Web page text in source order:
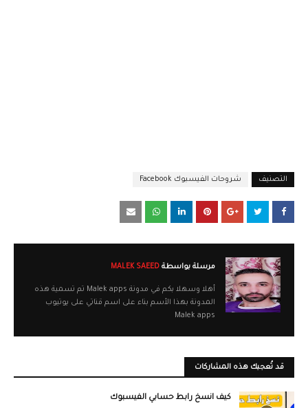
التصنيف شروحات الفيسبوك Facebook
مرسلة بواسطة
أهلا وسهلا بكم في مدونة Malek apps تم تسمية هذه
المدونة بهذا الأسم بناء على اسم قناتي على يوتيوب
Malek apps
قد تُعجبك هذه المشاركات
كيف انسخ رابط حسابي الفيسبوك